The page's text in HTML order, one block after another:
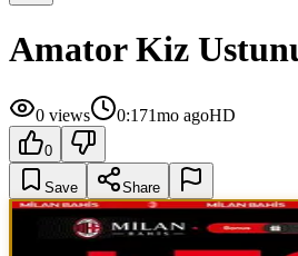
Amator Kiz
0 views 0:171mo agoHD
0
Save Share